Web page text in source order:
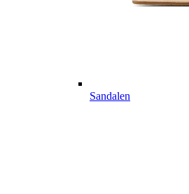
Sandalen